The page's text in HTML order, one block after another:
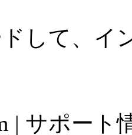
して、イ
| サポー